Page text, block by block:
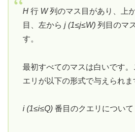
H行 W列のマス目があり、上
目、左から j (1≤j≤W)列目のマ
す。
最初すべてのマスは白いです。
エリが以下の形式で与えられま
i (1≤i≤Q)番目のクエリについて